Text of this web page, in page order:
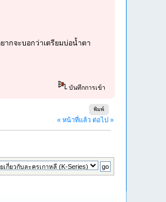
กจะบอกว่าเตรียมบ่อน้ำตา
บันทึกการเข้า
พิมพ์
« หน้าที่แล้ว ต่อไป »